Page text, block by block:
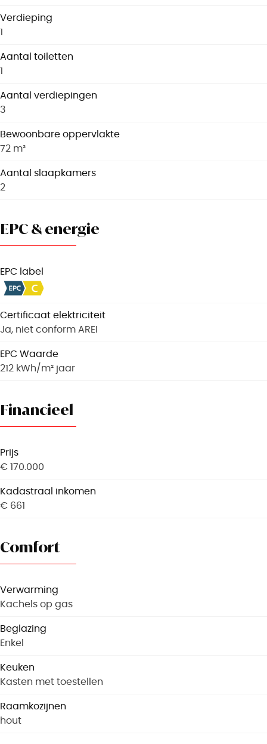
Verdieping
1
Aantal toiletten
1
Aantal verdiepingen
3
Bewoonbare oppervlakte
72 m²
Aantal slaapkamers
2
EPC & energie
EPC label
Certificaat elektriciteit
Ja, niet conform AREI
EPC Waarde
212 kWh/m² jaar
Financieel
Prijs
€ 170.000
Kadastraal inkomen
€ 661
Comfort
Verwarming
Kachels op gas
Beglazing
Enkel
Keuken
Kasten met toestellen
Raamkozijnen
hout